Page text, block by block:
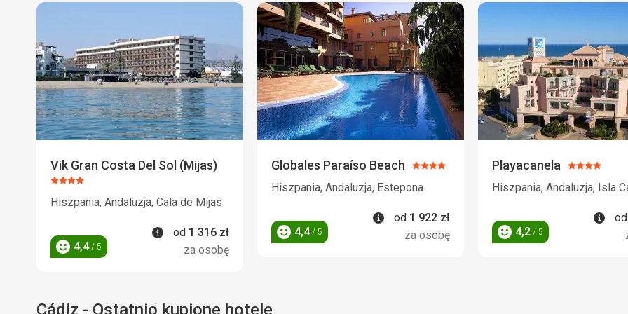
Vik Gran Costa Del Sol (Mijas)
Ocena:
4/5
Hiszpania, Andaluzja, Cala de Mijas
Ocena
4,4/ 5
Informacje
od 1 316 zł
za osobę
Globales Paraíso Beach Ocena:
4/5
Hiszpania, Andaluzja, Estepona
Ocena
4,4/ 5
Informacje
od 1 922 zł
za osobę
Playacanela Ocena:
4/5
Hiszpania, Andaluzja, Isla
Ocena
4,2 / 5
od
Cádiz - Ostatnio kupione hotele